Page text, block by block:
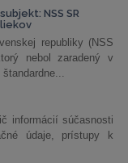
NSS SR
republiky (NSS
nebol zaradený v
informácií súčasnosti
údaje, prístupy k